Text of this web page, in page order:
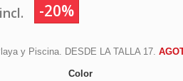
-20%
y Piscina. DESDE LA TALLA 17.
Color